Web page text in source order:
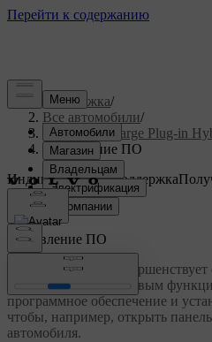
Поддержка/
Все автомобили/
XC40 Recharge Plug-in
Обновление ПО
Индивидуальная поддержка
Войти
Обновление ПО
Volvo постоянно
получить доступ к новым
программное обеспечение и
чтобы, например, открыть
автомобиля.